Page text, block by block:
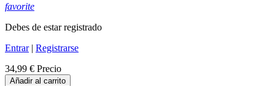
favorite
Debes de estar registrado
Entrar| Registrarse
34,99 € Precio
Añadir al carrito